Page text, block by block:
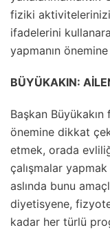
fiziki aktivitelerinizi
ifadelerini
yapmanın
BÜYÜKAKIN:
Başkan
önemine dikkat
etmek, orada
çalışmalar
aslında bunu
diyetisyene,
kadar her türlü